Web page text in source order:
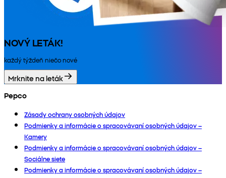
NOVÝ LETÁK!
každý týždeň niečo nové
Mrknite na leták
Pepco
Zásady ochrany osobných údajov
Podmienky a informácie o spracovávaní osobných údajov –
Kamery
Podmienky a informácie o spracovávaní osobných údajov –
Sociálne siete
Podmienky a informácie o spracovávaní osobných údajov –